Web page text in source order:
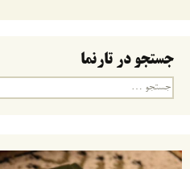
جستجو در تارنما
جستجو